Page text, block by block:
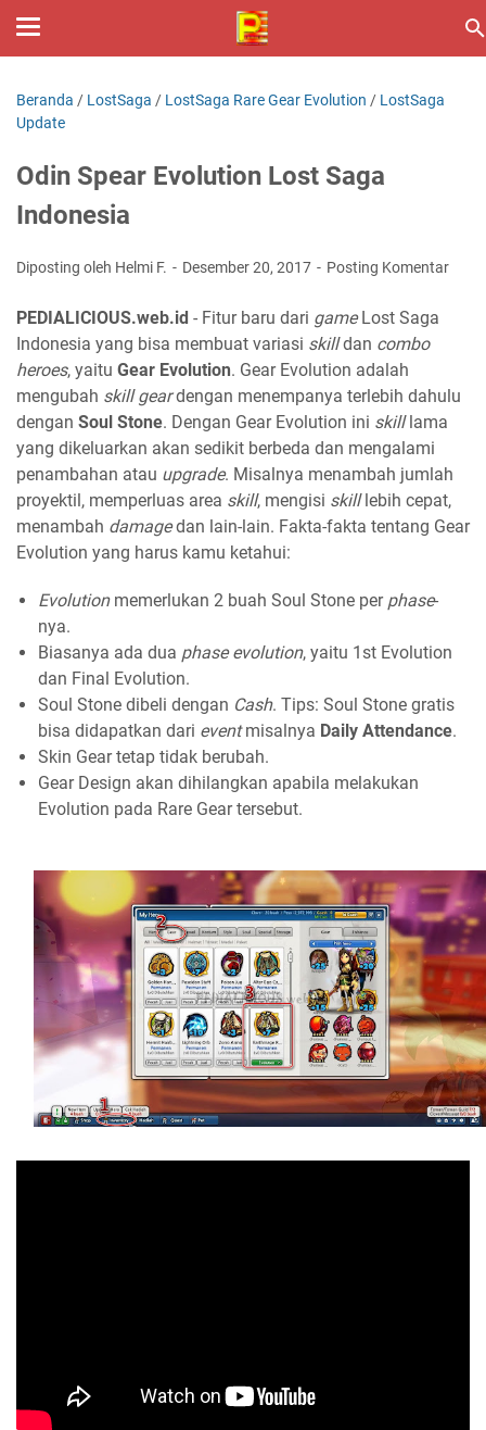
Beranda / LostSaga / LostSaga Rare Gear Evolution / LostSaga
Update
Odin Spear Evolution Lost Saga
Indonesia
Diposting oleh Helmi F. Desember 20, 2017 Posting Komentar
PEDIALICIOUS.web.id - Fitur baru dari gameLost Saga
Indonesia yang bisa membuat variasi skilldan combo
heroes, yaitu Gear Evolution. Gear Evolution adalah
mengubah skill geardengan menempanya terlebih dahulu
dengan Soul Stone. Dengan Gear Evolution ini skilllama
yang dikeluarkan akan sedikit berbeda dan mengalami
penambahan atau upgrade. Misalnya menambah jumlah
proyektil, memperluas area skill, mengisi skilllebih cepat,
menambah damagedan lain-lain. Fakta-fakta tentang Gear
Evolution yang harus kamu ketahui:
Evolution memerlukan 2 buah Soul Stone per phase-
nya.
Biasanya ada dua phase evolution, yaitu 1st Evolution
dan Final Evolution.
Soul Stone dibeli dengan Cash. Tips: Soul Stone gratis
bisa didapatkan dari eventmisalnya Daily Attendance.
Skin Gear tetap tidak berubah.
Gear Design akan dihilangkan apabila melakukan
Evolution pada Rare Gear tersebut.